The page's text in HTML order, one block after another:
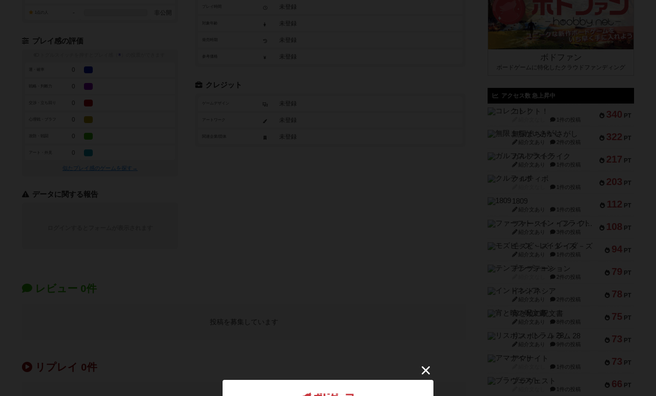
未登録
未登録
未登録
参考価格 未登録
クレジット
ゲームデザイン 未登録
アートワーク 未登録
未登録
- 非公開
プレイ感の評価
※
0
戦略・判断力 0
0
0
0
アート・外見 0
似たプレイ感のゲームを探す→
データに関する報告
レビュー 0件
投稿を募集しています
リプレイ 0件
ボドファン
ボードゲームに特化したクラウドファンディング
アクセス数 急上昇中
340 PT
コレクト！
1件の投稿
322 PT
無限まちがいさがし
紹介文あり 2件の投稿
217 PT
ガルフストライク
紹介文あり 1件の投稿
203 PT
クルティボ
1件の投稿
112 PT
1809
紹介文あり 1件の投稿
108 PT
ファースト・イン・フライト
紹介文あり 3件の投稿
94 PT
モズビ－ズ・レイダ－ズ
紹介文あり 1件の投稿
79 PT
テンプテーション
2件の投稿
78 PT
インドネシア
紹介文あり 2件の投稿
75 PT
宵と暁の呪文書
紹介文あり 8件の投稿
73 PT
リスボン・トラム 28
紹介文あり 9件の投稿
73 PT
アマナイト
1件の投稿
66 PT
ブラヴェスト
1件の投稿